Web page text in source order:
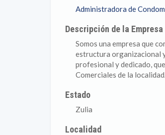
Administradora de
Descripción de la Empresa
Somos una empresa que
estructura organizacional
profesional y dedicado,
Comerciales de la
Estado
Zulia
Localidad